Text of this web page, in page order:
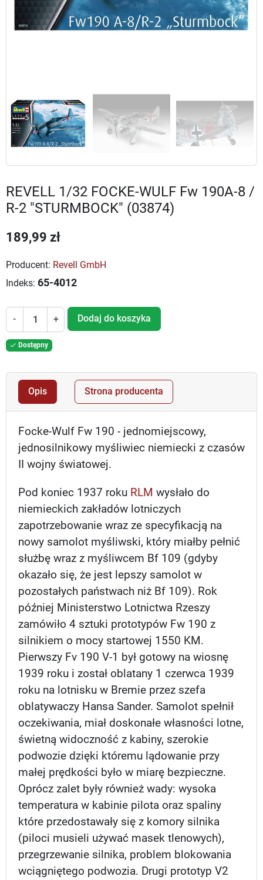
REVELL 1/32 FOCKE-WULF Fw 190A-8 /
R-2 "STURMBOCK" (03874)
189,99 zł
Producent: Revell GmbH
Indeks: 65-4012
- + Dodaj do koszyka
 Dostępny
Opis Strona producenta
Focke-Wulf Fw 190 - jednomiejscowy,
jednosilnikowy myśliwiec niemiecki z czasów
II wojny światowej.
Pod koniec 1937 roku RLM wysłało do
niemieckich zakładów lotniczych
zapotrzebowanie wraz ze specyfikacją na
nowy samolot myśliwski, który miałby pełnić
służbę wraz z myśliwcem Bf 109 (gdyby
okazało się, że jest lepszy samolot w
pozostałych państwach niż Bf 109). Rok
później Ministerstwo Lotnictwa Rzeszy
zamówiło 4 sztuki prototypów Fw 190 z
silnikiem o mocy startowej 1550 KM.
Pierwszy Fv 190 V-1 był gotowy na wiosnę
1939 roku i został oblatany 1 czerwca 1939
roku na lotnisku w Bremie przez szefa
oblatywaczy Hansa Sander. Samolot spełnił
oczekiwania, miał doskonałe własności lotne,
świetną widoczność z kabiny, szerokie
podwozie dzięki któremu lądowanie przy
małej prędkości było w miarę bezpieczne.
Oprócz zalet były również wady: wysoka
temperatura w kabinie pilota oraz spaliny
które przedostawały się z komory silnika
(piloci musieli używać masek tlenowych),
przegrzewanie silnika, problem blokowania
wciągniętego podwozia. Drugi prototyp V2